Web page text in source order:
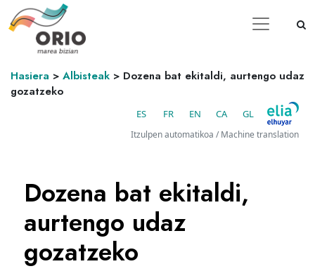
Hasiera > Albisteak > Dozena bat ekitaldi, aurtengo udaz
gozatzeko
ES FR EN CA GL
Itzulpen automatikoa / Machine translation
Dozena bat ekitaldi,
aurtengo udaz
gozatzeko